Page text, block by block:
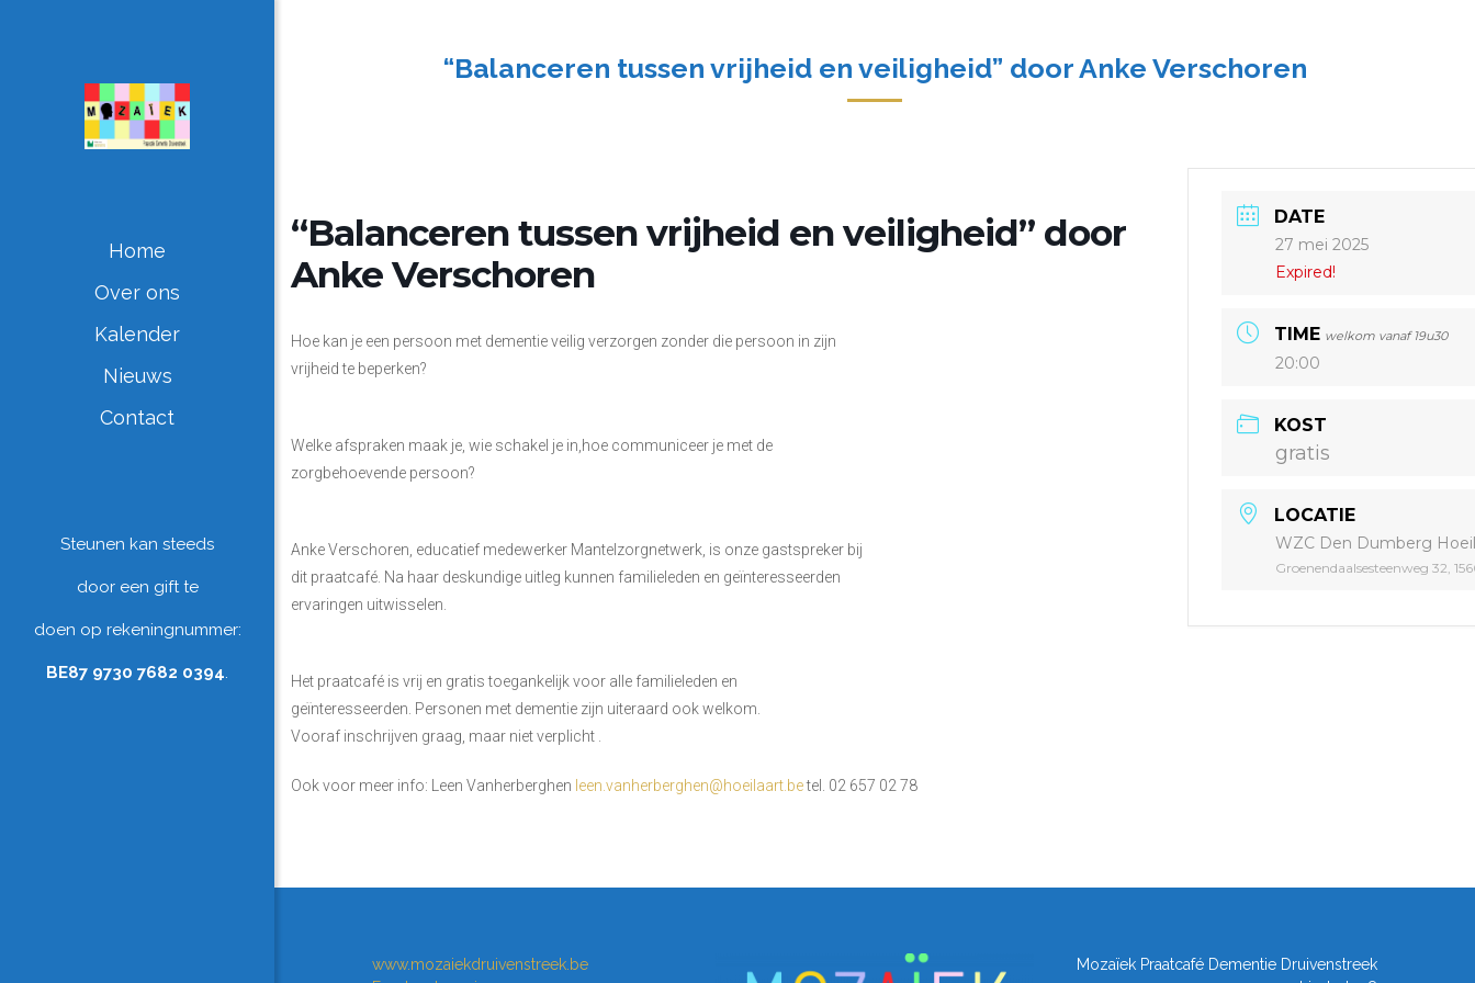
Home
Over ons
Kalender
Nieuws
Contact
Steunen kan steeds
door een gift te
doen op rekeningnummer:
BE87 9730 7682 0394.
“Balanceren tussen vrijheid en veiligheid” door Anke Verschoren
“Balanceren tussen vrijheid en veiligheid” door
Anke Verschoren
Hoe kan je een persoon met dementie veilig verzorgen zonder die persoon in zijn
vrijheid te beperken?
Welke afspraken maak je, wie schakel je in,hoe communiceer je met de
zorgbehoevende persoon?
Anke Verschoren, educatief medewerker Mantelzorgnetwerk, is onze gastspreker bij
dit praatcafé. Na haar deskundige uitleg kunnen familieleden en geïnteresseerden
ervaringen uitwisselen.
Het praatcafé is vrij en gratis toegankelijk voor alle familieleden en
geïnteresseerden. Personen met dementie zijn uiteraard ook welkom.
Vooraf inschrijven graag, maar niet verplicht .
Ook voor meer info: Leen Vanherberghen leen.vanherberghen@hoeilaart.betel. 02 657 02 78
DATE
27 mei 2025
Expired!
TIME welkom vanaf 19u30
20:00
KOST
gratis
LOCATIE
WZC Den Dumberg
Groenendaalsesteenweg 32,
www.mozaiekdruivenstreek.be
Mozaïek Praatcafé Dementie Druivenstreek